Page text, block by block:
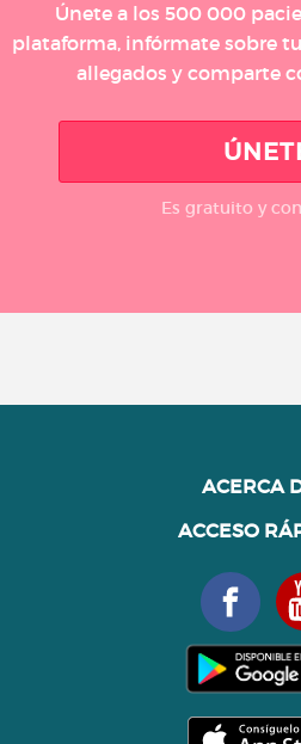
Únete a los 500 000
plataforma, infórmate sobre
allegados y comparte
Es gratuito y
ACERCA
ACCESO